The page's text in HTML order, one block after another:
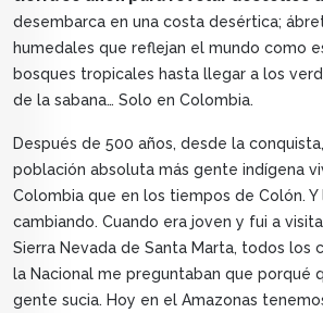
desembarca en una costa desértica;
humedales que reflejan el mundo como
bosques tropicales hasta llegar a los
de la sabana… Solo en Colombia.
Después de 500 años, desde la
población absoluta más gente indígena
Colombia que en los tiempos de Colón.
cambiando. Cuando era joven y fui a
Sierra Nevada de Santa Marta, todos los
la Nacional me preguntaban que porqué
gente sucia. Hoy en el Amazonas